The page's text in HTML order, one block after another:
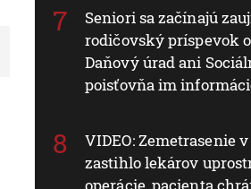
Seniori sa začínajú
rodičovský príspevok
Daňový úrad ani
poisťovňa im
VIDEO: Zemetrasenie
zastihlo lekárov